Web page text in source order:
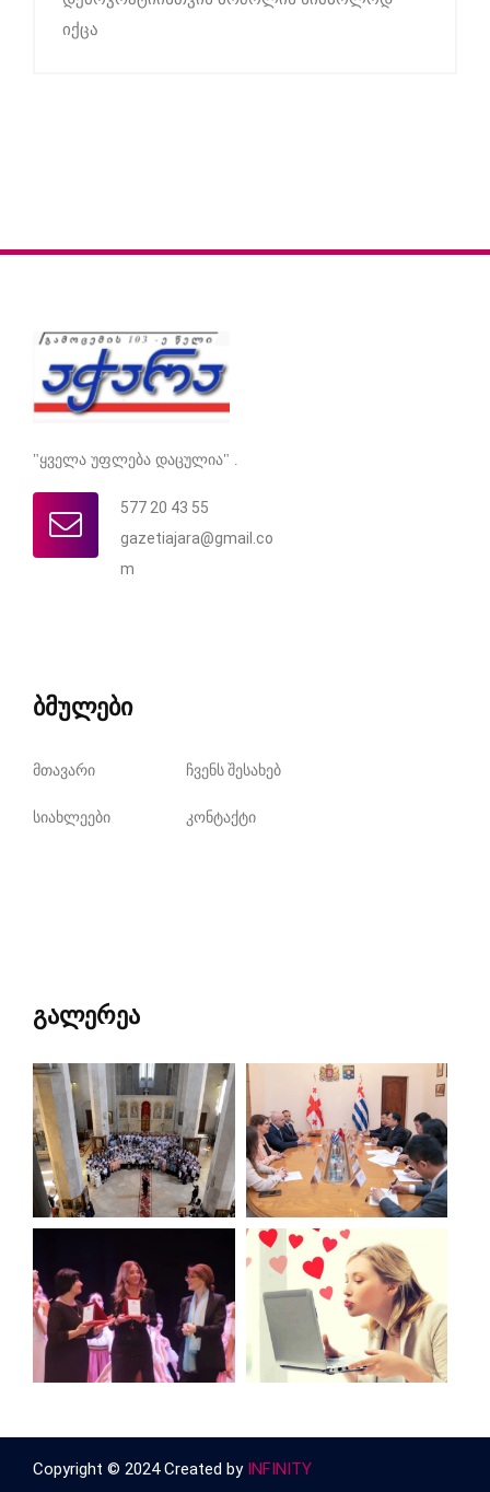
იქცა
"ყველა უფლება დაცულია" .
577 20 43 55
gazetiajara@gmail.co
m
ბმულები
მთავარი ჩვენს შესახებ
სიახლეები კონტაქტი
გალერეა
Copyright © 2024 Created by INFINITY